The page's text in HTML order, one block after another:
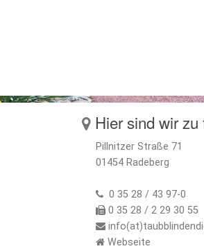
Hier sind wir zu
Pillnitzer Straße 71
01454 Radeberg
0 35 28 / 43 97-0
0 35 28 / 2 29 30 55
Webseite